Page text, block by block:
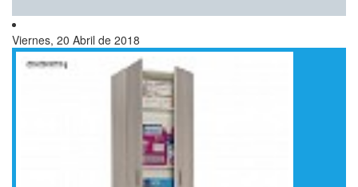
Viernes, 20 Abril de 2018